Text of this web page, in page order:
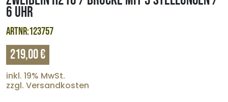
6 UHR
ARTNR:123757
219,00 €
inkl. 19% MwSt.
zzgl. Versandkosten